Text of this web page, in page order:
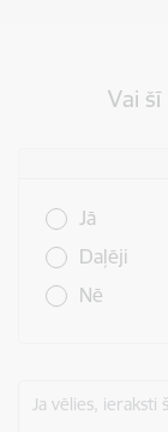
Vai
Jā
Daļēji
Nē
Ja vēlies, ieraksti